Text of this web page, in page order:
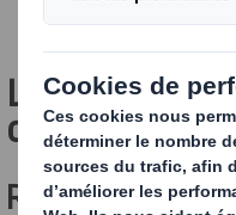
L'importance
dans
Répondre aux